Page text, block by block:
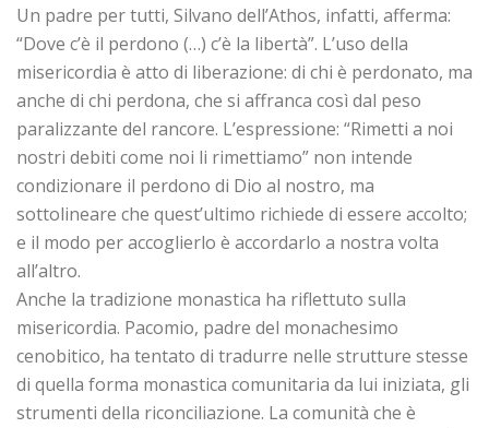
Un padre per tutti, Silvano dell’Athos, infatti, afferma:
“Dove c’è il perdono (…) c’è la libertà”. L’uso della
misericordia è atto di liberazione: di chi è perdonato, ma
anche di chi perdona, che si affranca così dal peso
paralizzante del rancore. L’espressione: “Rimetti a noi
nostri debiti come noi li rimettiamo” non intende
condizionare il perdono di Dio al nostro, ma
sottolineare che quest’ultimo richiede di essere accolto;
e il modo per accoglierlo è accordarlo a nostra volta
all’altro.
Anche la tradizione monastica ha riflettuto sulla
misericordia. Pacomio, padre del monachesimo
cenobitico, ha tentato di tradurre nelle strutture stesse
di quella forma monastica comunitaria da lui iniziata, gli
strumenti della riconciliazione. La comunità che è